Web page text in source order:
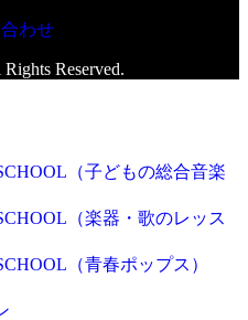
わせ
Reserved.
（子どもの総合音楽
（楽器・歌のレッス
（青春ポップス）